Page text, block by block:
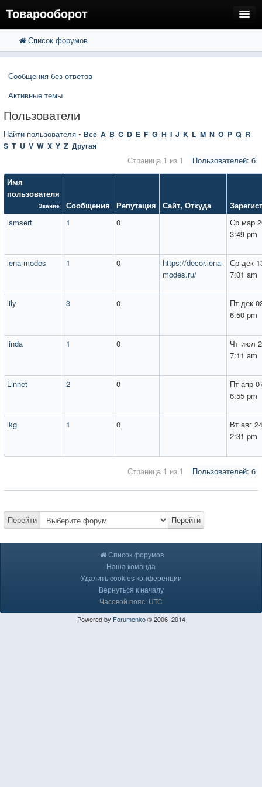
Товарооборот
FAQ
Вход
Расширенный поиск
Список форумов
Сообщения без ответов
Активные темы
Пользователи
Найти пользователя • Все A B C D E F G H I J K L M N O P Q R
S T U V W X Y Z Другая
Пользователей: 6
Страница 1 из 1
Имя
пользователя
Звание Сообщения Репутация Сайт, Откуда
lamsert
1 0
Ср мар
3:49 pm
lena-modes 1 0
https://decor.lena-
modes.ru/
Ср дек
7:01 am
lily 3 0
Пт дек
6:50 pm
linda 1 0
Чт июл
7:11 am
Linnet 2 0
Пт апр
6:55 pm
lkg 1 0
Вт авг
2:31 pm
Пользователей: 6
Страница 1 из 1
Перейти Перейти
Список форумов
Наша команда
Удалить cookies конференции
Вернуться к началу
Часовой пояс: UTC
Powered by Forumenko© 2006–2014